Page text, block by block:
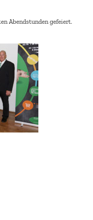
Abendstunden gefeiert.